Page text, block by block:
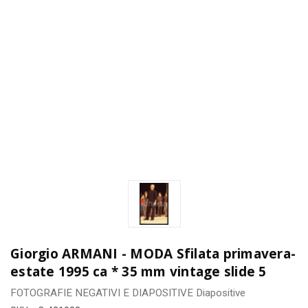
Giorgio ARMANI - MODA Sfilata primavera-
estate 1995 ca * 35 mm vintage slide 5
FOTOGRAFIE NEGATIVI E DIAPOSITIVE Diapositive